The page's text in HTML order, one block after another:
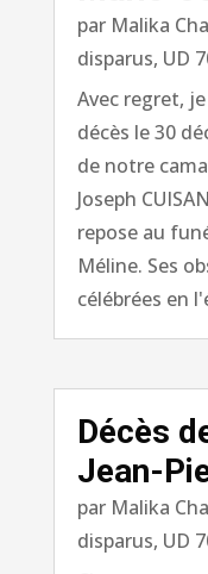
par Malika
disparus, UD
Avec regret,
décès le 30
de notre
Joseph
repose au
Méline. Ses
célébrées en
Décès
Jean-
par Malika
disparus, UD